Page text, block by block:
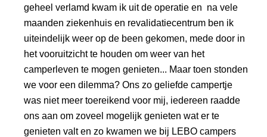
geheel verlamd kwam ik uit de operatie en na vele
maanden ziekenhuis en revalidatiecentrum ben ik
uiteindelijk weer op de been gekomen, mede door in
het vooruitzicht te houden om weer van het
camperleven te mogen genieten... Maar toen stonden
we voor een dilemma? Ons zo geliefde campertje
was niet meer toereikend voor mij, iedereen raadde
ons aan om zoveel mogelijk genieten wat er te
genieten valt en zo kwamen we bij LEBO campers